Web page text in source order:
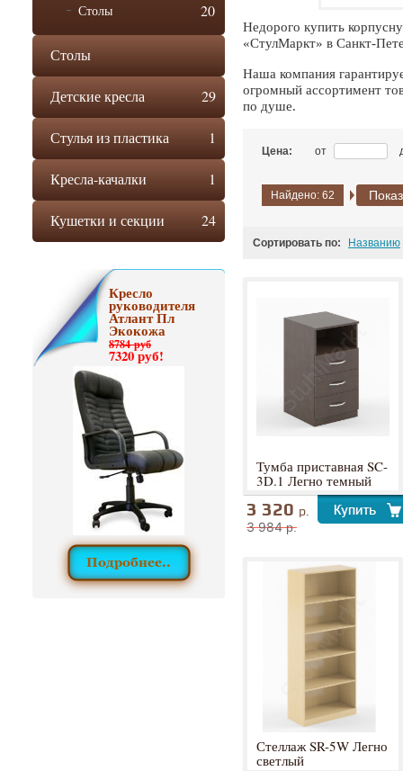
20
Столы
Столы
29
Детские кресла
1
Стулья из пластика
1
Кресла-качалки
24
Кушетки и секции
Кресло
руководителя
Атлант Пл
Экокожа
8784 руб
7320 руб!
Недорого купить
«СтулМаркт» в Санкт-
Наша компания
огромный ассортимент
по душе.
Цена: от
Найдено: 62
Сортировать по: Названию
Тумба приставная SC-
3D.1 Легно темный
3 984р.
3 320 р.
Стеллаж SR-5W Легно
светлый